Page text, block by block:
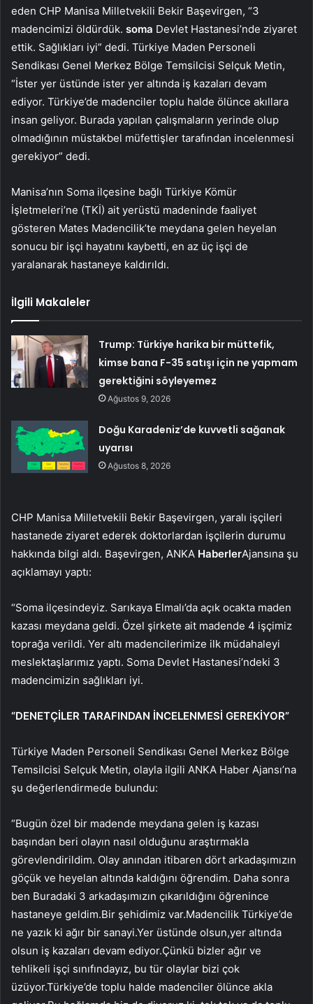
eden CHP Manisa Milletvekili Bekir Başevirgen, “3
madencimizi öldürdük. soma Devlet Hastanesi’nde ziyaret
ettik. Sağlıkları iyi” dedi. Türkiye Maden Personeli
Sendikası Genel Merkez Bölge Temsilcisi Selçuk Metin,
“İster yer üstünde ister yer altında iş kazaları devam
ediyor. Türkiye’de madenciler toplu halde ölünce akıllara
insan geliyor. Burada yapılan çalışmaların yerinde olup
olmadığının müstakbel müfettişler tarafından incelenmesi
gerekiyor” dedi.
Manisa’nın Soma ilçesine bağlı Türkiye Kömür
İşletmeleri’ne (TKİ) ait yerüstü madeninde faaliyet
gösteren Mates Madencilik’te meydana gelen heyelan
sonucu bir işçi hayatını kaybetti, en az üç işçi de
yaralanarak hastaneye kaldırıldı.
İlgili Makaleler
Trump: Türkiye harika bir müttefik,
kimse bana F-35 satışı için ne yapmam
gerektiğini söyleyemez
Ağustos 9, 2026
Doğu Karadeniz’de kuvvetli sağanak
uyarısı
Ağustos 8, 2026
CHP Manisa Milletvekili Bekir Başevirgen, yaralı işçileri
hastanede ziyaret ederek doktorlardan işçilerin durumu
hakkında bilgi aldı. Başevirgen, ANKA HaberlerAjansına şu
açıklamayı yaptı:
“Soma ilçesindeyiz. Sarıkaya Elmalı’da açık ocakta maden
kazası meydana geldi. Özel şirkete ait madende 4 işçimiz
toprağa verildi. Yer altı madencilerimize ilk müdahaleyi
meslektaşlarımız yaptı. Soma Devlet Hastanesi’ndeki 3
madencimizin sağlıkları iyi.
“DENETÇİLER TARAFINDAN İNCELENMESİ GEREKİYOR”
Türkiye Maden Personeli Sendikası Genel Merkez Bölge
Temsilcisi Selçuk Metin, olayla ilgili ANKA Haber Ajansı’na
şu değerlendirmede bulundu:
“Bugün özel bir madende meydana gelen iş kazası
başından beri olayın nasıl olduğunu araştırmakla
görevlendirildim. Olay anından itibaren dört arkadaşımızın
göçük ve heyelan altında kaldığını öğrendim. Daha sonra
ben Buradaki 3 arkadaşımızın çıkarıldığını öğrenince
hastaneye geldim.Bir şehidimiz var.Madencilik Türkiye’de
ne yazık ki ağır bir sanayi.Yer üstünde olsun,yer altında
olsun iş kazaları devam ediyor.Çünkü bizler ağır ve
tehlikeli işçi sınıfındayız, bu tür olaylar bizi çok
üzüyor.Türkiye’de toplu halde madenciler ölünce akla